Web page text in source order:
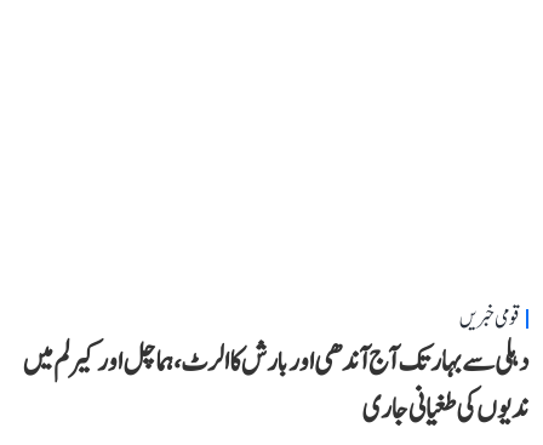
قومی خبریں
دہلی سے بہار تک آج آندھی اور بارش کا الرٹ، ہماچل اور کیرلم میں
ندیوں کی طغیانی جاری